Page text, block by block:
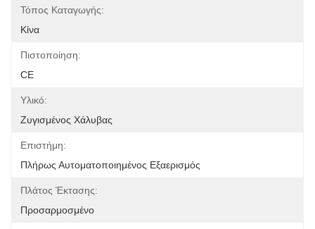
Τόπος Καταγωγής:
Κίνα
Πιστοποίηση:
CE
Υλικό:
Ζυγισμένος Χάλυβας
Επιστήμη:
Πλήρως Αυτοματοποιημένος Εξαερισμός
Πλάτος Έκτασης:
Προσαρμοσμένο